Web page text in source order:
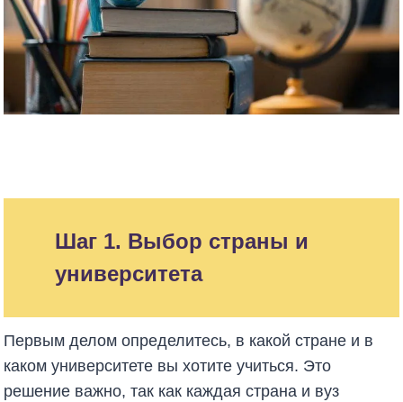
Шаг 1. Выбор страны и
университета
Первым делом определитесь, в какой стране и в
каком университете вы хотите учиться. Это
решение важно, так как каждая страна и вуз